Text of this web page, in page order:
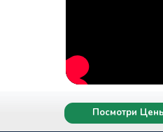
Посмотри